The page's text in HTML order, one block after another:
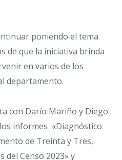
poniendo el tema
de que la iniciativa brinda
en varios de los
departamento.
con Darío Mariño y Diego
informes «Diagnóstico
de Treinta y Tres,
del Censo 2023» y